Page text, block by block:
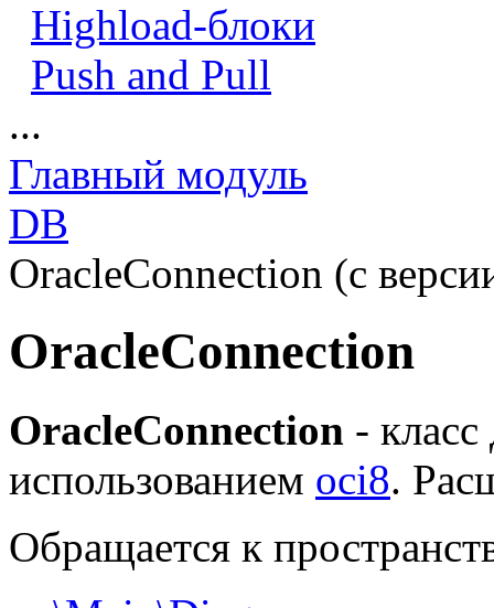
Highload-блоки
Push and Pull
...
Главный модуль
DB
OracleConnection (с
OracleConnection
OracleConnection -
использованием oci8.
Обращается к